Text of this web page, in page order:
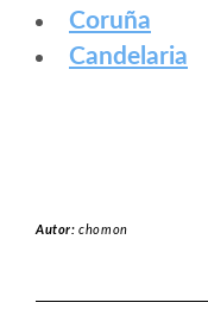
Coruña
Candelaria
Autor:chomon